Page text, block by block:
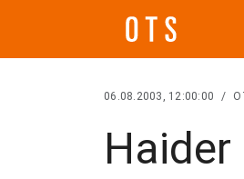
06.08.2003, 12:00:00 /
Haider